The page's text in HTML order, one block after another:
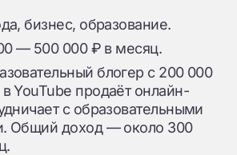
бизнес, образование.
— 500 000 ₽ в месяц.
блогер с 200 000
YouTube продаёт онлайн-
с образовательными
Общий доход — около 300